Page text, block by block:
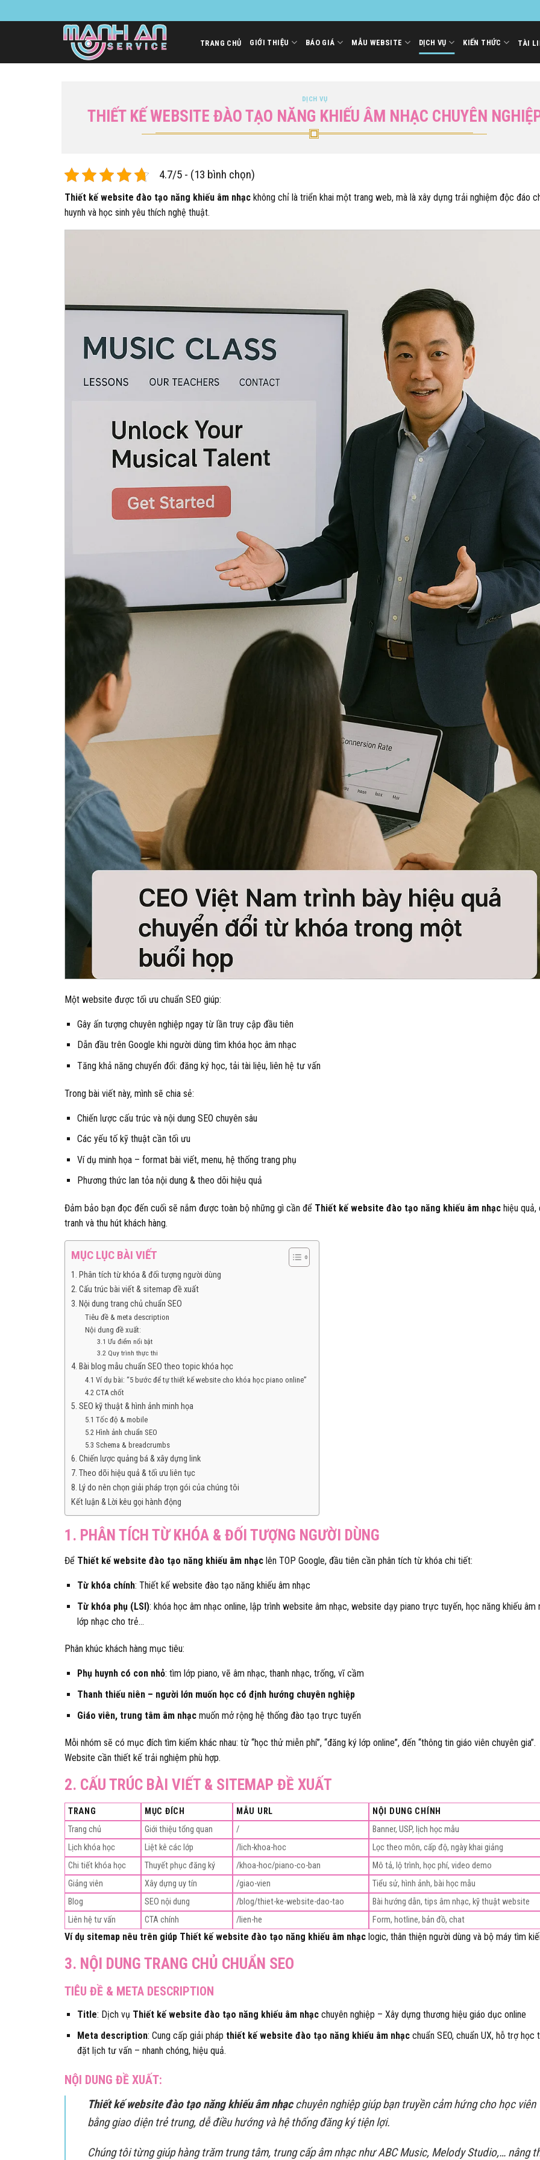
qua
TRANG CHỦ GIỚI THIỆU BÁO GIÁ MẪU WEBSITE DỊCH VỤ KIẾN THỨC TÀI
DỊCH VỤ
THIẾT KẾ WEBSITE ĐÀO TẠO NĂNG KHIẾU ÂM NHẠC CHUYÊN
4.7/5 - (13 bình chọn)
Thiết kế website đào tạo năng khiếu âm nhạc không chỉ là triển khai một trang web, mà là xây dựng trải nghiệm độc đáo
huynh và học sinh yêu thích nghệ thuật.
Một website được tối ưu chuẩn SEO giúp:
Gây ấn tượng chuyên nghiệp ngay từ lần truy cập đầu tiên
Dẫn đầu trên Google khi người dùng tìm khóa học âm nhạc
Tăng khả năng chuyển đổi: đăng ký học, tải tài liệu, liên hệ tư vấn
Trong bài viết này, mình sẽ chia sẻ:
Chiến lược cấu trúc và nội dung SEO chuyên sâu
Các yếu tố kỹ thuật cần tối ưu
Ví dụ minh họa – format bài viết, menu, hệ thống trang phụ
Phương thức lan tỏa nội dung & theo dõi hiệu quả
Đảm bảo bạn đọc đến cuối sẽ nắm được toàn bộ những gì cần để Thiết kế website đào tạo năng khiếu âm nhạc hiệu quả,
tranh và thu hút khách hàng.
MỤC LỤC BÀI VIẾT
1. Phân tích từ khóa & đối tượng người dùng
2. Cấu trúc bài viết & sitemap đề xuất
3. Nội dung trang chủ chuẩn SEO
Tiêu đề & meta description
Nội dung đề xuất:
3.1 Ưu điểm nổi bật
3.2 Quy trình thực thi
4. Bài blog mẫu chuẩn SEO theo topic khóa học
4.1 Ví dụ bài: “5 bước để tự thiết kế website cho khóa học piano online”
4.2 CTA chốt
5. SEO kỹ thuật & hình ảnh minh họa
5.1 Tốc độ & mobile
5.2 Hình ảnh chuẩn SEO
5.3 Schema & breadcrumbs
6. Chiến lược quảng bá & xây dựng link
7. Theo dõi hiệu quả & tối ưu liên tục
8. Lý do nên chọn giải pháp trọn gói của chúng tôi
Kết luận & Lời kêu gọi hành động
1. PHÂN TÍCH TỪ KHÓA & ĐỐI TƯỢNG NGƯỜI DÙNG
Để Thiết kế website đào tạo năng khiếu âm nhạc lên TOP Google, đầu tiên cần phân tích từ khóa chi tiết:
Từ khóa chính: Thiết kế website đào tạo năng khiếu âm nhạc
Từ khóa phụ (LSI): khóa học âm nhạc online, lập trình website âm nhạc, website dạy piano trực tuyến, học năng khiếu âm
lớp nhạc cho trẻ…
Phân khúc khách hàng mục tiêu:
Phụ huynh có con nhỏ: tìm lớp piano, vẽ âm nhạc, thanh nhạc, trống, vĩ cầm
Thanh thiếu niên – người lớn muốn học có định hướng chuyên nghiệp
Giáo viên, trung tâm âm nhạcmuốn mở rộng hệ thống đào tạo trực tuyến
Mỗi nhóm sẽ có mục đích tìm kiếm khác nhau: từ “học thử miễn phí”, “đăng ký lớp online”, đến “thông tin giáo viên chuyên gia”.
Website cần thiết kế trải nghiệm phù hợp.
2. CẤU TRÚC BÀI VIẾT & SITEMAP ĐỀ XUẤT
TRANG MỤC ĐÍCH MẪU URL
NỘI DUNG CHÍNH
Trang chủ
Giới thiệu tổng quan /
Banner, USP, lịch học mẫu
Lịch khóa học
Liệt kê các lớp /lich-khoa-hoc
Lọc theo môn, cấp độ, ngày khai giảng
Chi tiết khóa học
Thuyết phục đăng ký /khoa-hoc/piano-co-ban
Mô tả, lộ trình, học phí, video demo
Giảng viên
Xây dựng uy tín /giao-vien
Tiểu sử, hình ảnh, bài học mẫu
Blog
SEO nội dung /blog/thiet-ke-website-dao-tao
Bài hướng dẫn, tips âm nhạc, kỹ thuật website
Liên hệ tư vấn
CTA chính /lien-he Form, hotline, bản đồ, chat
Ví dụ sitemap nêu trên giúp Thiết kế website đào tạo năng khiếu âm nhạc logic, thân thiện người dùng và bộ máy tìm
3. NỘI DUNG TRANG CHỦ CHUẨN SEO
TIÊU ĐỀ & META DESCRIPTION
Title: Dịch vụ Thiết kế website đào tạo năng khiếu âm nhạcchuyên nghiệp – Xây dựng thương hiệu giáo dục online
Meta description: Cung cấp giải pháp thiết kế website đào tạo năng khiếu âm nhạcchuẩn SEO, chuẩn UX, hỗ trợ học
đặt lịch tư vấn – nhanh chóng, hiệu quả.
NỘI DUNG ĐỀ XUẤT:
Thiết kế website đào tạo năng khiếu âm nhạcchuyên nghiệp giúp bạn truyền cảm hứng cho học viên
bằng giao diện trẻ trung, dễ điều hướng và hệ thống đăng ký tiện lợi.
Chúng tôi từng giúp hàng trăm trung tâm, trung cấp âm nhạc như ABC Music, Melody Studio,… nâng